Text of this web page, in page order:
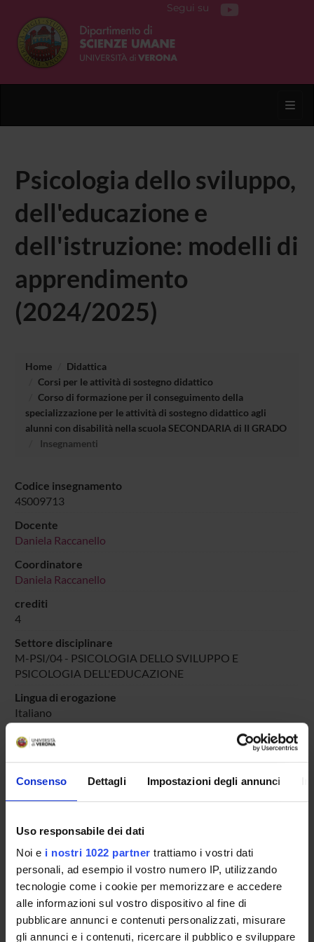
Consenso Dettagli Impostazioni degli annunci
Uso responsabile dei dati
Noi e i nostri 1022 partner trattiamo i vostri dati
personali, ad esempio il vostro numero IP, utilizzando
tecnologie come i cookie per memorizzare e accedere
alle informazioni sul vostro dispositivo al fine di
pubblicare annunci e contenuti personalizzati, misurare
gli annunci e i contenuti, ricercare il pubblico e sviluppare
Segui su
Psicologia dello sviluppo,
dell'educazione e
dell'istruzione: modelli di
apprendimento
(2024/2025)
Home
Didattica
Corsi per le attività di sostegno didattico
Corso di formazione per il conseguimento della
specializzazione per le attività di sostegno didattico agli
alunni con disabilità nella scuola SECONDARIA di II GRADO
Insegnamenti
Codice insegnamento
4S009713
Docente
Daniela Raccanello
Coordinatore
Daniela Raccanello
crediti
4
Settore disciplinare
M-PSI/04 - PSICOLOGIA DELLO SVILUPPO E
PSICOLOGIA DELL'EDUCAZIONE
Lingua di erogazione
Italiano
Periodo
DIDATTICA SOSTEGNO
dal 25-ott-2025 al 30-giu-2025.
Avvisi relativi al corso
Vai all'orario delle lezioni